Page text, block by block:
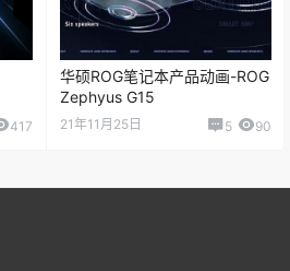
417
华硕ROG笔记本产品动画-ROG
Zephyus G15
21年11月25日 5 90